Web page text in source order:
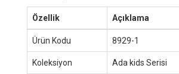
Özellik Açıklama
Ürün Kodu 8929-1
Koleksiyon Ada kids Serisi